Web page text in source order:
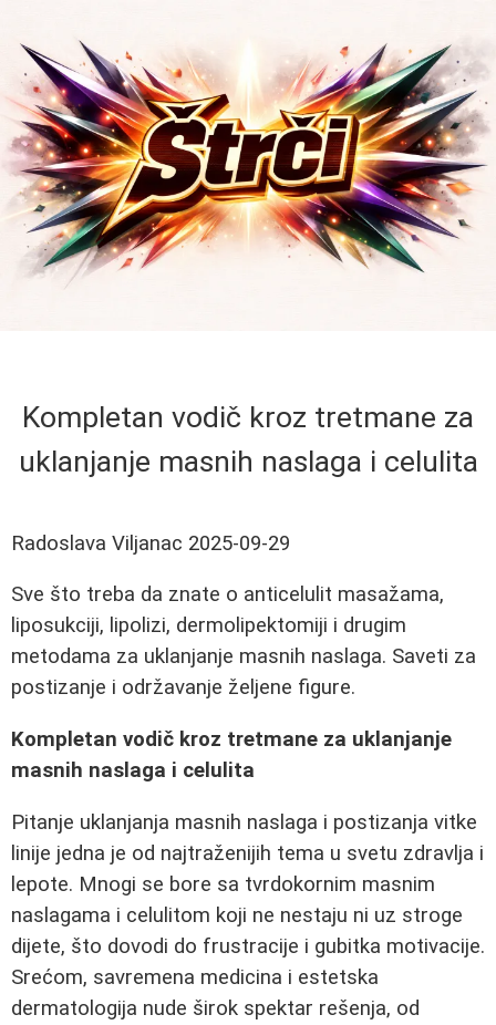
Kompletan vodič kroz tretmane za
uklanjanje masnih naslaga i celulita
Radoslava Viljanac 2025-09-29
Sve što treba da znate o anticelulit masažama,
liposukciji, lipolizi, dermolipektomiji i drugim
metodama za uklanjanje masnih naslaga. Saveti za
postizanje i održavanje željene figure.
Kompletan vodič kroz tretmane za uklanjanje
masnih naslaga i celulita
Pitanje uklanjanja masnih naslaga i postizanja vitke
linije jedna je od najtraženijih tema u svetu zdravlja i
lepote. Mnogi se bore sa tvrdokornim masnim
naslagama i celulitom koji ne nestaju ni uz stroge
dijete, što dovodi do frustracije i gubitka motivacije.
Srećom, savremena medicina i estetska
dermatologija nude širok spektar rešenja, od